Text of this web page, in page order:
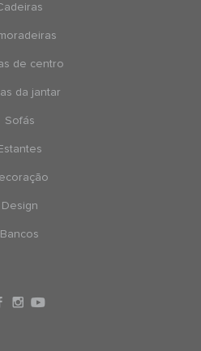
de centro
da jantar
Sofás
Design
Bancos